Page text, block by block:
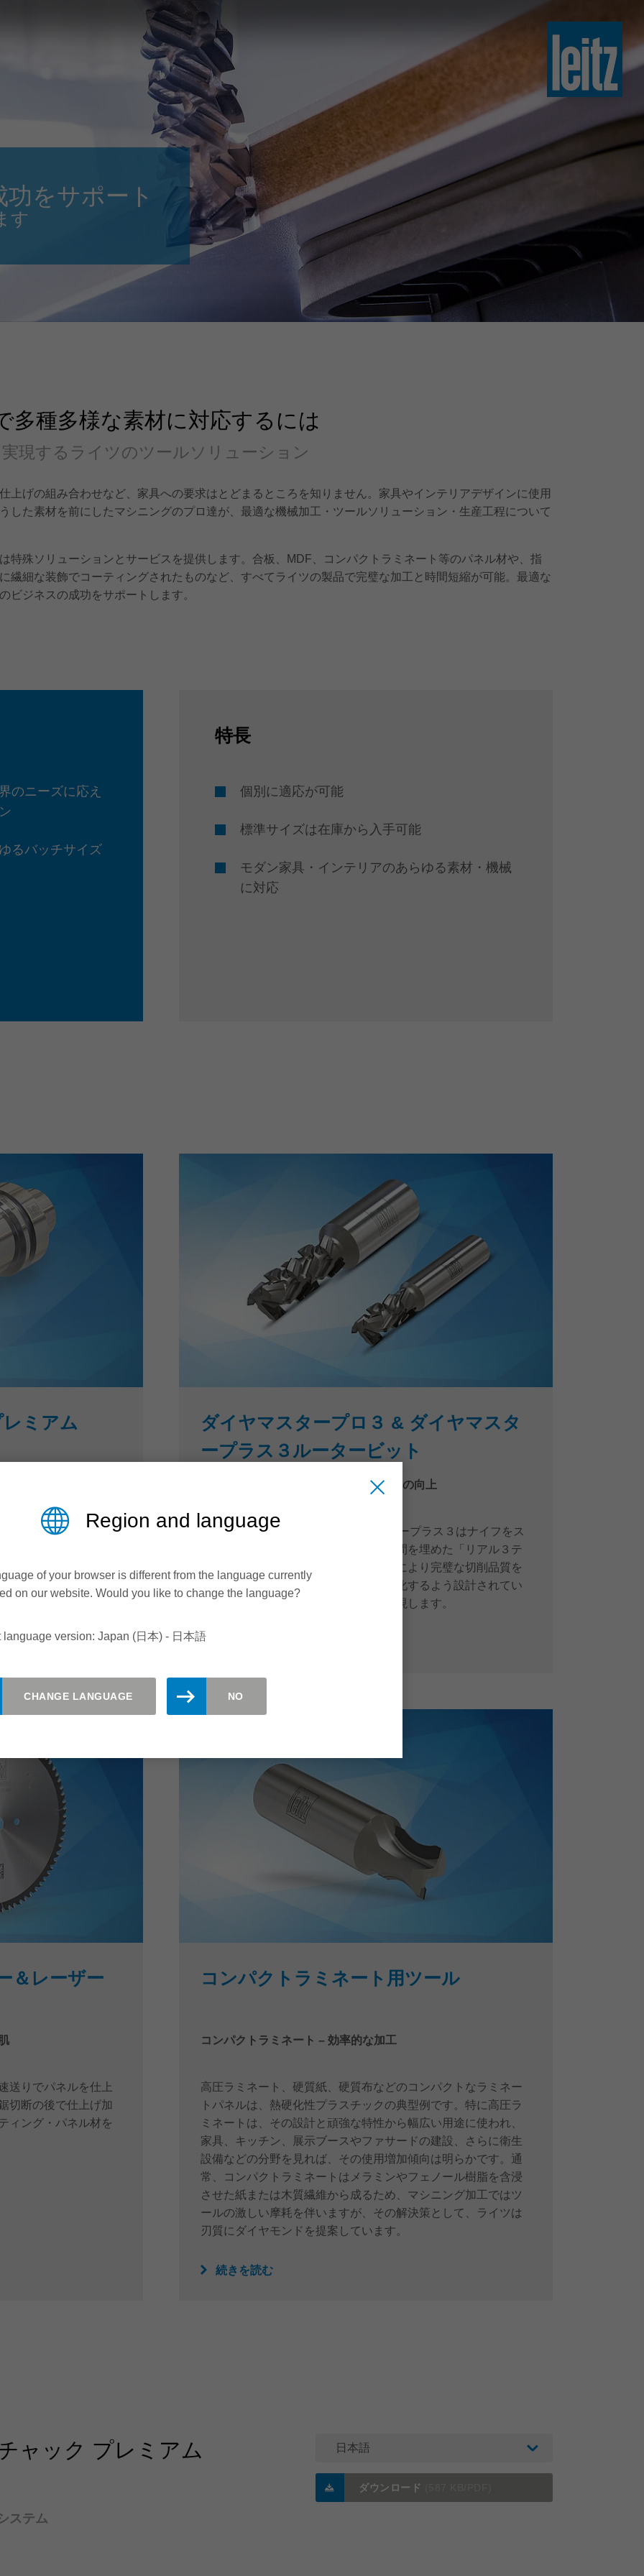
日本語
magyar
english
Suomi
Taiwan
Türkiye türkçe
USA
Việt Nam tiếng việt
中国 中文
ประเทศไทย
Україна yкраїнська
をサポート
す
多種多様な素材に対応するには
現するライツのツールソリューション
上げの組み合わせなど、家具への要求はとどまるところを知りません。家具やインテリアデザインに使用
した素材を前にしたマシニングのプロ達が、最適な機械加工・ツールソリューション・生産工程について
特殊ソリューションとサービスを提供します。合板、MDF、コンパクトラミネート等のパネル材や、指
繊細な装飾でコーティングされたものなど、すべてライツの製品で完璧な加工と時間短縮が可能。最適な
ビジネスの成功をサポートします。
のニーズに応え
るバッチサイズ
特長
個別に適応が可能
標準サイズは在庫から入手可能
モダン家具・インテリアのあらゆる素材・機械
に対応
ミアム
て、極めて高い柔軟
ができます。
ダイヤマスタープロ３ & ダイヤマスタ
ープラス３ルータービット
3枚刃完全有効切削による生産性と品質の向上
ダイヤマスタープロ３ & ダイヤマスタープラス３はナイフをス
パイラル状に配置し個々のナイフの隙間を埋めた「リアル３テ
クノロジー（３枚刃完全有効切削）」により完璧な切削品質を
維持しながら、工具寿命と性能を最大化するよう設計されてい
ます。 最大５０％速い送り速度を実現します。
＆レーザー
送りでパネルを仕上
切断の後で仕上げ加
ィング・パネル材を
コンパクトラミネート用ツール
コンパクトラミネート – 効率的な加工
高圧ラミネート、硬質紙、硬質布などのコンパクトなラミネー
トパネルは、熱硬化性プラスチックの典型例です。特に高圧ラ
ミネートは、その設計と頑強な特性から幅広い用途に使われ、
家具、キッチン、展示ブースやファサードの建設、さらに衛生
設備などの分野を見れば、その使用増加傾向は明らかです。通
常、コンパクトラミネートはメラミンやフェノール樹脂を含浸
させた紙または木質繊維から成るため、マシニング加工ではツ
ールの激しい摩耗を伴いますが、その解決策として、ライツは
刃質にダイヤモンドを提案しています。
続きを読む
ャック プレミアム
ステム
日本語
ダウンロード
Region and language
of your browser is different from the language currently
on our website. Would you like to change the language?
language version: Japan (日本) - 日本語
CHANGE LANGUAGE NO